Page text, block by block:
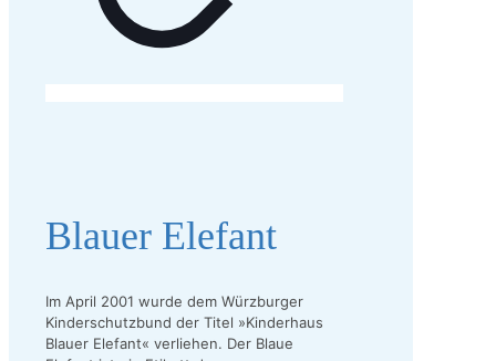
Blauer Elefant
Im April 2001 wurde dem Würzburger
Kinderschutzbund der Titel »Kinderhaus
Blauer Elefant« verliehen. Der Blaue